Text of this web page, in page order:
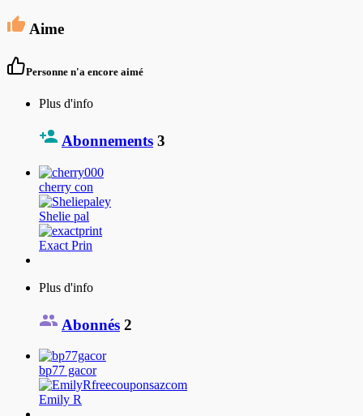
Aime
Personne n'a encore aimé
Plus d'info
Abonnements 3
cherry con
Shelie pal
Exact Prin
Plus d'info
Abonnés 2
bp77 gacor
Emily R